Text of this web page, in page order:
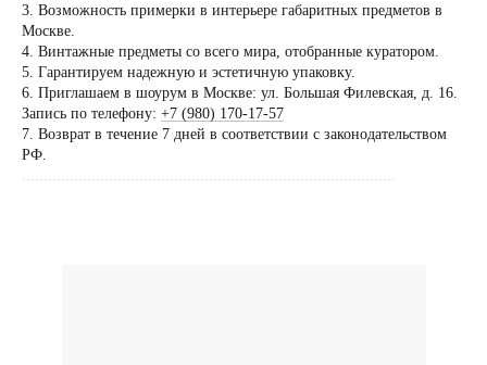
3. Возможность примерки в интерьере габаритных предметов в
Москве.
4. Винтажные предметы со всего мира, отобранные куратором.
5. Гарантируем надежную и эстетичную упаковку.
6. Приглашаем в шоурум в Москве: ул. Большая Филевская, д. 16.
Запись по телефону: +7 (980) 170-17-57
7. Возврат в течение 7 дней в соответствии с законодательством
РФ.
......................................................................................
Вы можете
Евгении
архитектору и
договоренности